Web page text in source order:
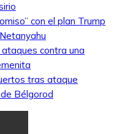
con el plan Trump
contra una
tras ataque
Bélgorod